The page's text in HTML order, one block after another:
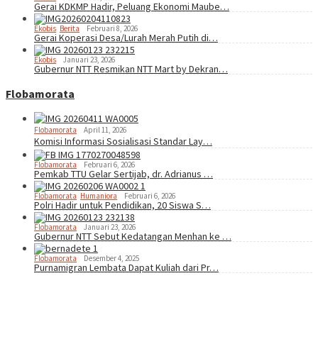
Gerai KDKMP Hadir, Peluang Ekonomi Maube…
Ekobis Berita Februari 8, 2026
Gerai Koperasi Desa/Lurah Merah Putih di…
Ekobis Januari 23, 2026
Gubernur NTT Resmikan NTT Mart by Dekran…
Flobamorata
Flobamorata April 11, 2026
Komisi Informasi Sosialisasi Standar Lay…
Flobamorata Februari 6, 2026
Pemkab TTU Gelar Sertijab, dr. Adrianus …
Flobamorata Humaniora Februari 6, 2026
Polri Hadir untuk Pendidikan, 20 Siswa S…
Flobamorata Januari 23, 2026
Gubernur NTT Sebut Kedatangan Menhan ke …
Flobamorata Desember 4, 2025
Purnamigran Lembata Dapat Kuliah dari Pr…